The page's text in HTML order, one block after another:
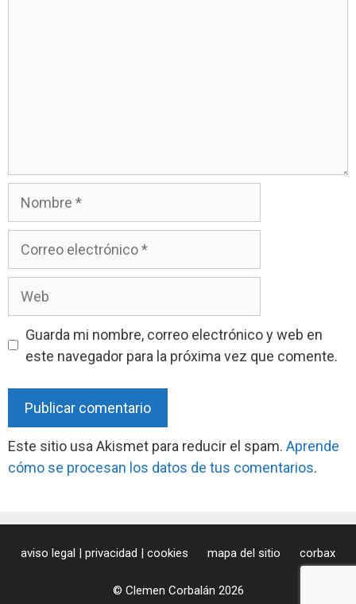
Nombre
Guarda mi nombre, correo electrónico y web en
este navegador para la próxima vez que comente.
Este sitio usa Akismet para reducir el spam. Aprende
cómo se procesan los datos de tus comentarios.
aviso legal | privacidad | cookies mapa del sitio corbax
© Clemen Corbalán 2026